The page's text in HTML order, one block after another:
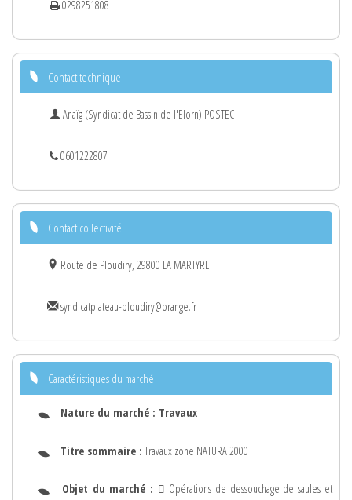
0298251808
Contact technique
Anaïg (Syndicat de Bassin de l'Elorn) POSTEC
0601222807
Contact collectivité
Route de Ploudiry, 29800 LA MARTYRE
syndicatplateau-ploudiry@orange.fr
Caractéristiques du marché
Nature du marché : Travaux
Titre sommaire : Travaux zone NATURA 2000
Objet du marché :  Opérations de dessouchage de saules et